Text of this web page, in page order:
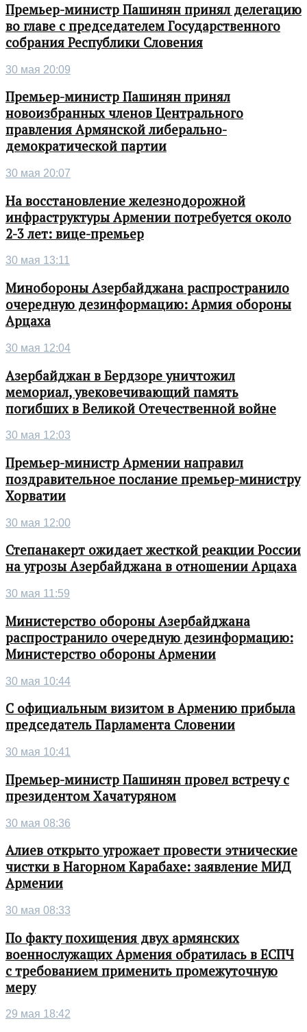
Премьер-министр Пашинян принял делегацию
во главе с председателем Государственного
собрания Республики Словения
30 мая 20:09
Премьер-министр Пашинян принял
новоизбранных членов Центрального
правления Армянской либерально-
демократической партии
30 мая 20:07
На восстановление железнодорожной
инфраструктуры Армении потребуется около
2-3 лет: вице-премьер
30 мая 13:11
Минобороны Азербайджана распространило
очередную дезинформацию: Армия обороны
Арцаха
30 мая 12:04
Азербайджан в Бердзоре уничтожил
мемориал, увековечивающий память
погибших в Великой Отечественной войне
30 мая 12:03
Премьер-министр Армении направил
поздравительное послание премьер-министру
Хорватии
30 мая 12:00
Степанакерт ожидает жесткой реакции России
на угрозы Азербайджана в отношении Арцаха
30 мая 11:59
Министерство обороны Азербайджана
распространило очередную дезинформацию:
Министерство обороны Армении
30 мая 10:44
С официальным визитом в Армению прибыла
председатель Парламента Словении
30 мая 10:41
Премьер-министр Пашинян провел встречу с
президентом Хачатуряном
30 мая 08:36
Алиев открыто угрожает провести этнические
чистки в Нагорном Карабахе: заявление МИД
Армении
30 мая 08:33
По факту похищения двух армянских
военнослужащих Армения обратилась в ЕСПЧ
с требованием применить промежуточную
меру
29 мая 18:42